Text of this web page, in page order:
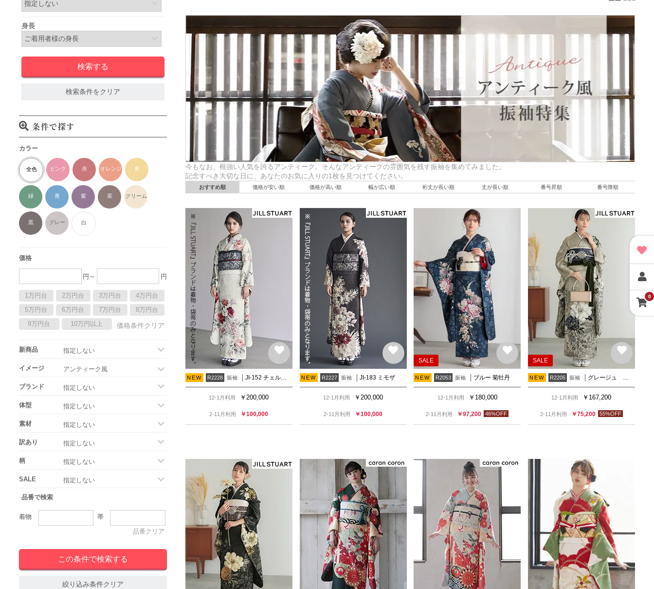
身長
検索条件をクリア
条件で探す
カラー
全色 ピンク 赤 オレンジ 黄
緑 青 紫 茶 クリーム
黒 グレー 白
価格
円～ 円
1万円台 2万円台 3万円台
4万円台
5万円台
6万円台 7万円台
8万円台
9万円台
10万円以上 価格条件クリア
新商品
イメージ
ブランド
体型
素材
訳あり
柄
SALE
品番で検索
着物
帯
品番クリア
絞り込み条件クリア
今もなお、根強い人気を誇るアンティーク。そんなアンティークの雰囲気を残す振袖を集めてみました。
記念すべき大切な日に、あなたのお気に入りの1枚を見つけてください。
おすすめ順 価格が安い順 価格が高い順 幅が広い順 裄丈が長い順 丈が長い順 番号昇順 番号降順
NEW R2228 振袖 JI-152 チェルシーガーデン
12-1月利用 ￥ 200,000
2-11月利用 ￥100,000
NEW R2227 振袖 JI-183 ミモザ
12-1月利用 ￥ 200,000
2-11月利用 ￥100,000
SALE
NEW R2053 振袖 ブルー 菊牡丹
12-1月利用 ￥ 180,000
2-11月利用 ￥97,200 46%OFF
SALE
NEW R2205 振袖
12-1月利用 ￥ 167,200
2-11月利用 ￥75,200 55%OFF
0